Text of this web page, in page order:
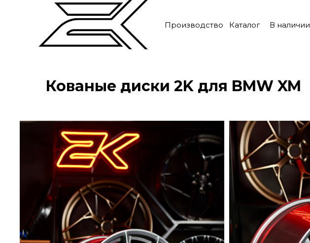
Производство Каталог В наличии
Кованые диски 2K для BMW XM